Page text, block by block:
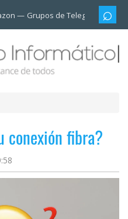
Grupos de Telegram
conexión fibra?